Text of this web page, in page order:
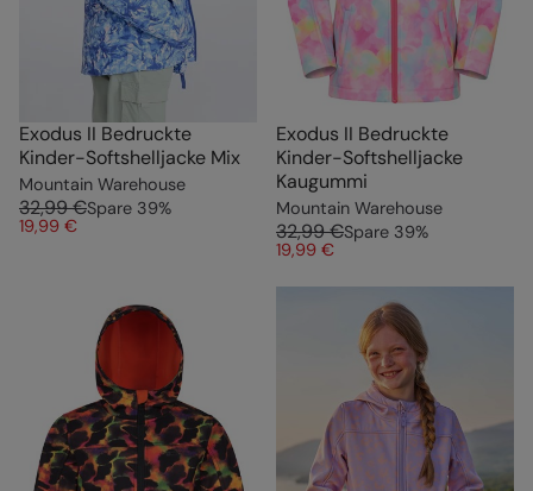
Exodus II Bedruckte
Kinder-Softshelljacke Mix
Mountain Warehouse
32,99 €Spare 39%
19,99 €
Exodus II Bedruckte
Kinder-Softshelljacke
Kaugummi
Mountain Warehouse
32,99 €Spare 39%
19,99 €